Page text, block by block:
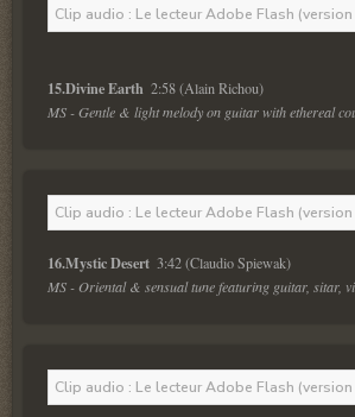
Clip audio : Le lecteur Adobe Flash
15.Divine Earth
2:58 (Alain Richou)
MS - Gentle & light melody on guitar with ethereal
Clip audio : Le lecteur Adobe Flash
16.Mystic Desert
3:42 (Claudio Spiewak)
MS - Oriental & sensual tune featuring guitar, sitar,
Clip audio : Le lecteur Adobe Flash